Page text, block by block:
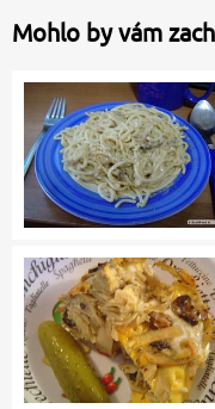
Mohlo by vám